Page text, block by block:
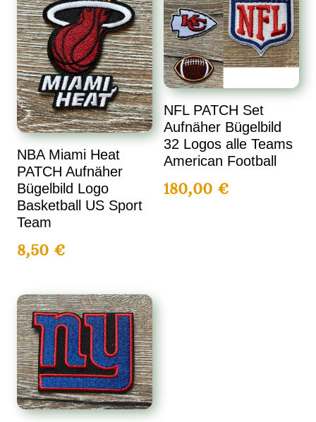
NBA Miami Heat
PATCH Aufnäher
Bügelbild Logo
Basketball US Sport
Team
8,50€
NFL PATCH Set
Aufnäher Bügelbild
32 Logos alle Teams
American Football
180,00 €